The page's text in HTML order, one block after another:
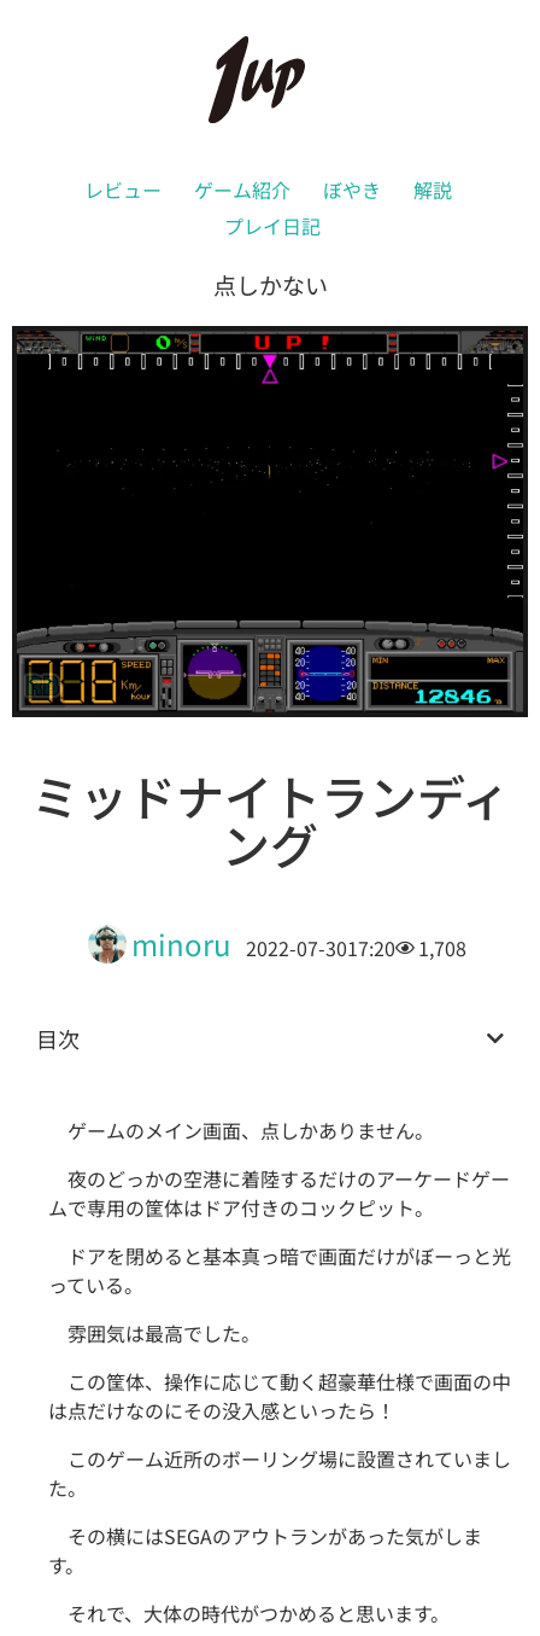
レビュー ゲーム紹介 ぼやき
解説
プレイ日記
点しかない
ミッドナイトランディ
ング
minoru 2022-07-3017:20 1,708
ゲームのメイン画面、点しかありません。
夜のどっかの空港に着陸するだけのアーケードゲー
ムで専用の筐体はドア付きのコックピット。
ドアを閉めると基本真っ暗で画面だけがぼーっと光
っている。
雰囲気は最高でした。
この筐体、操作に応じて動く超豪華仕様で画面の中
は点だけなのにその没入感といったら！
このゲーム近所のボーリング場に設置されていまし
た。
その横にはSEGAのアウトランがあった気がしま
す。
それで、大体の時代がつかめると思います。
目次